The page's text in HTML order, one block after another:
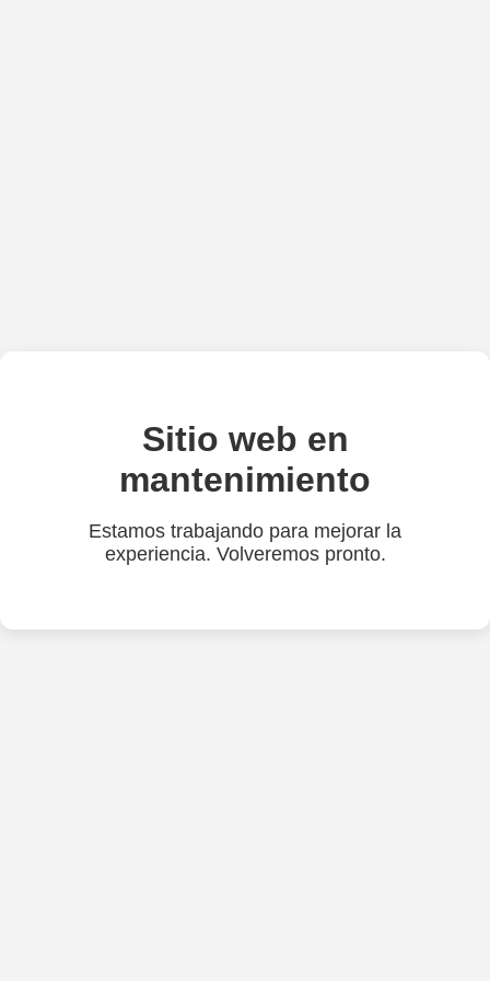
Sitio web en
mantenimiento
Estamos trabajando para mejorar la
experiencia. Volveremos pronto.